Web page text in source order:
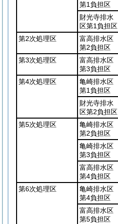
第1負担区
財光寺排水
区第1負担区
第2次処理区
富高排水区
第2負担区
第3次処理区
富高排水区
第3負担区
第4次処理区
亀崎排水区
第1負担区
財光寺排水
区第2負担区
第5次処理区
亀崎排水区
第2負担区
亀崎排水区
第3負担区
富高排水区
第4負担区
第6次処理区
亀崎排水区
第4負担区
富高排水区
第5負担区